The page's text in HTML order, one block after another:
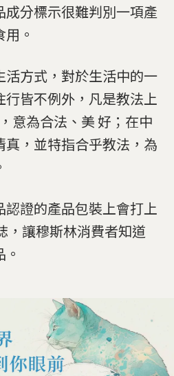
分標示很難判別一項產
。
方式，對於生活中的一
皆不例外，凡是教法上
意為合法、美 好；在中
，並特指合乎教法，為
證的產品包裝上會打上